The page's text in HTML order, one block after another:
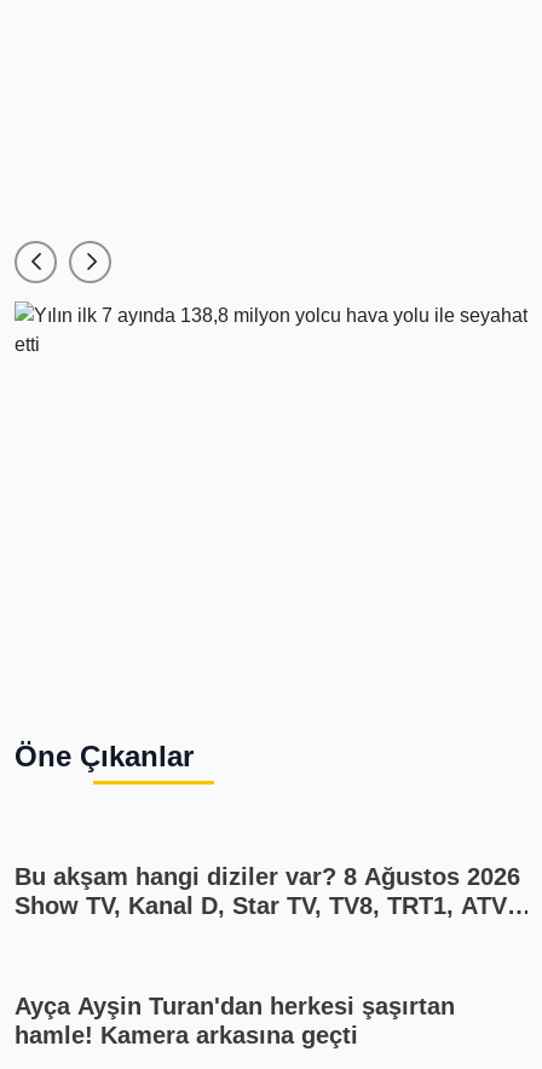
Öne Çıkanlar
Bu akşam hangi diziler var? 8 Ağustos 2026
Show TV, Kanal D, Star TV, TV8, TRT1, ATV
Ayça Ayşin Turan'dan herkesi şaşırtan
hamle! Kamera arkasına geçti